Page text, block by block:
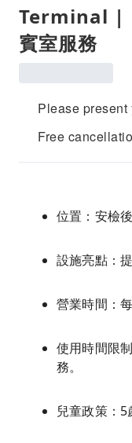
Terminal |
賓室服務
Please
Free
位置：安檢
設施亮點：
營業時間：
使用時間限
務。
兒童政策：5